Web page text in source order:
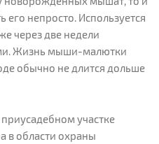
его непросто. Используется
через две недели
Жизнь мыши-малютки
обычно не длится дольше
участке
в области охраны